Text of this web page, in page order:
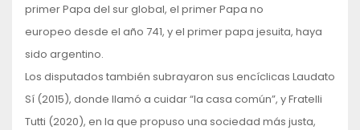
primer Papa del sur global, el primer Papa no
europeo desde el año 741, y el primer papa jesuita, haya
sido argentino.
Los disputados también subrayaron sus encíclicas Laudato
Sí (2015), donde llamó a cuidar “la casa común”, y Fratelli
Tutti (2020), en la que propuso una sociedad más justa,